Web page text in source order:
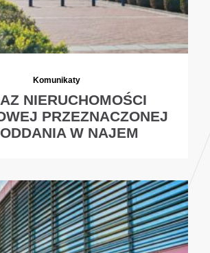
Komunikaty
NIERUCHOMOŚCI
PRZEZNACZONEJ
W NAJEM